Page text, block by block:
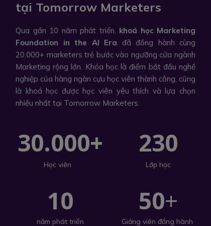
tại Tomorrow Marketers
Qua gần 10 năm phát triển, khoá học Marketing
Foundation in the AI Era đã đồng hành cùng
20.000+ marketers trẻ bước vào ngưỡng cửa ngành
Marketing rộng lớn. Khóa học là điểm bắt đầu nghề
nghiệp của hàng ngàn cựu học viên thành công, cũng
là khoá học được học viên yêu thích và lựa chọn
nhiều nhất tại Tomorrow Marketers.
230
Lớp học
10
năm phát triển
50+
Giảng viên đồng hành
30.000+
Học viên